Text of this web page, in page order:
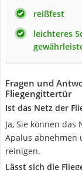
reißfest
leichteres
Fragen und
Fliegengittertür
Ist das Netz der
Ja, Sie können
Apalus abnehmen
reinigen.
Lässt sich die